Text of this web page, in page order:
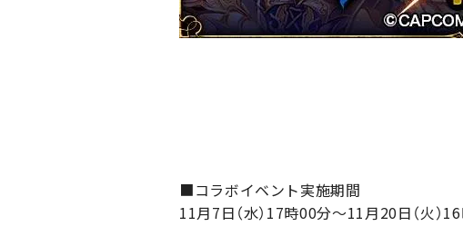
■コラボイベント実施期間
11月7日（水）17時00分～11月20日（火）